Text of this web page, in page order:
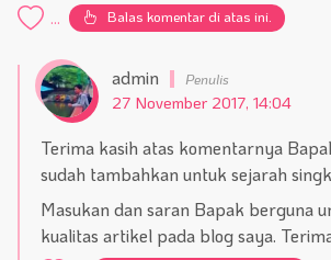
... Balas komentar di atas ini.
admin
27 November 2017, 14:04
Terima kasih atas komentarnya
sudah tambahkan untuk sejarah
Masukan dan saran Bapak berguna
kualitas artikel pada blog saya.